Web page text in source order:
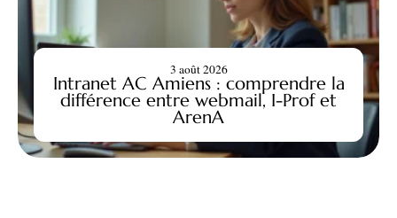
Intranet AC Amiens : comprendre la
différence entre webmail, I-Prof et
ArenA
3 août 2026